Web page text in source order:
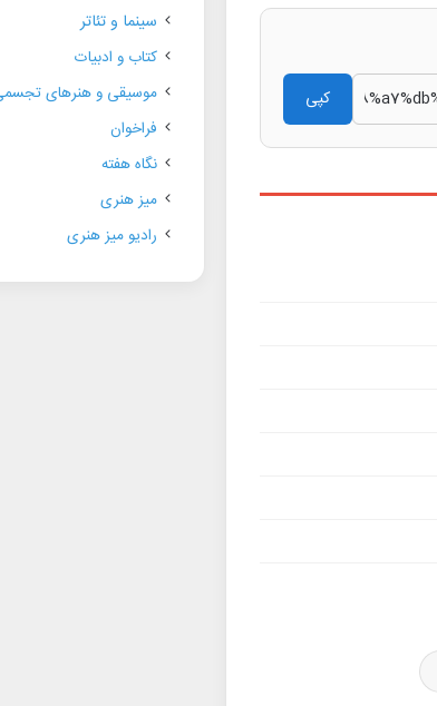
کپی
سینما و تئاتر
کتاب و ادبیات
موسیقی و هنرهای
فراخوان
نگاه هفته
میز هنری
رادیو میز هنری